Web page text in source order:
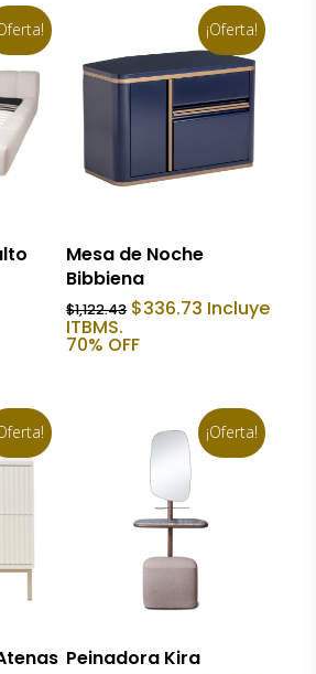
$1,130.24.
¡Oferta!
Añadir Al Carrito
Mesa de Noche
Bibbiena
$1,122.43 El
original
$336.73 El
precio
Incluye
ITBMS.
70% OFF
¡Oferta!
Añadir Al Carrito
Peinadora Kira